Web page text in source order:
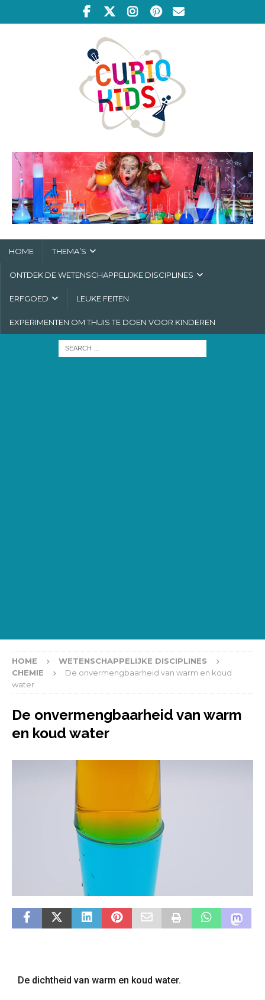
HOME THEMA’S
ONTDEK DE WETENSCHAPPELIJKE DISCIPLINES
ERFGOED LEUKE FEITEN
EXPERIMENTEN OM THUIS TE DOEN VOOR KINDEREN
HOME
WETENSCHAPPELIJKE DISCIPLINES
CHEMIE
De onvermengbaarheid van warm en koud
water
De onvermengbaarheid van warm
en koud water
De dichtheid van warm en koud water.